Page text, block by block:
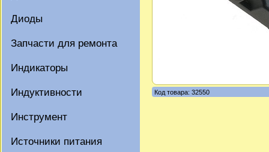
Диоды
Запчасти для ремонта
Индикаторы
Индуктивности
Инструмент
Источники питания
Код товара: 32550